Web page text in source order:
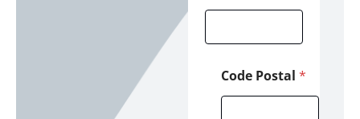
Code Postal *